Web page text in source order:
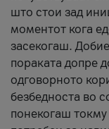
што стои зад
моментот кога
засекогаш.
пораката допре
одговорното
безбедноста во
понекогаш